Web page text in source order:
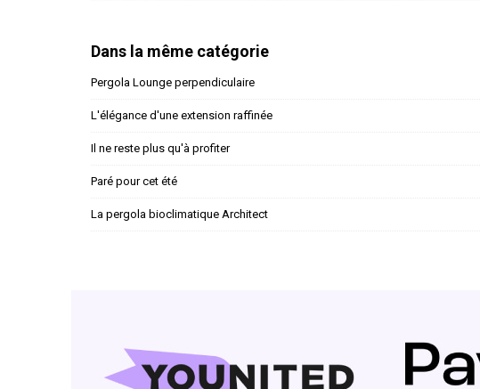
Dans la même catégorie
Pergola Lounge perpendiculaire
L'élégance d'une extension raffinée
Il ne reste plus qu'à profiter
Paré pour cet été
La pergola bioclimatique Architect